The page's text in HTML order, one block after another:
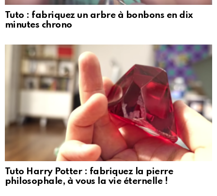
Tuto : fabriquez un arbre à bonbons en dix
minutes chrono
Tuto Harry Potter : fabriquez la pierre
philosophale, à vous la vie éternelle !